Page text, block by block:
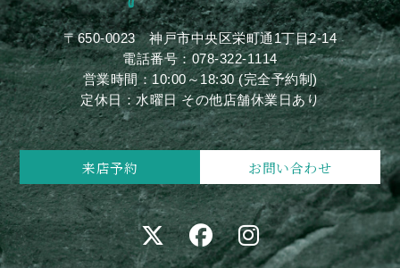
〒650-0023神戸市中央区栄町通1丁目2-14
電話番号：078-322-1114
営業時間：10:00～18:30 (完全予約制)
定休日：水曜日 その他店舗休業日あり
来店予約 お問い合わせ